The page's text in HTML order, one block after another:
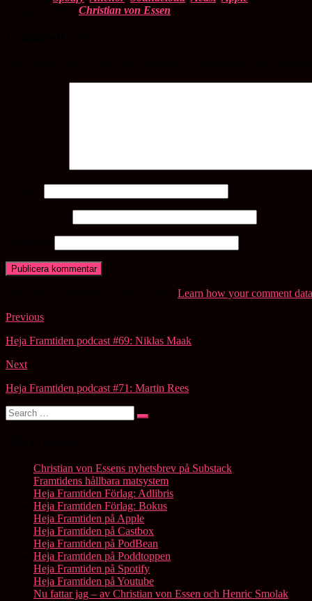
Christian von Essen
Learn how your comment
Post
navigation
Previous
Heja Framtiden podcast #69: Niklas Maak
Next
Heja Framtiden podcast #71: Martin Rees
Search
for:
Search
Christian von Essens nyhetsbrev på Substack
Framtidens hållbara matsystem
Heja Framtiden Förlag: Adlibris
Heja Framtiden Förlag: Bokus
Heja Framtiden på Apple
Heja Framtiden på Castbox
Heja Framtiden på PodBean
Heja Framtiden på Poddtoppen
Heja Framtiden på Spotify
Heja Framtiden på Youtube
Nu fattar jag – av Christian von Essen och Henric Smolak